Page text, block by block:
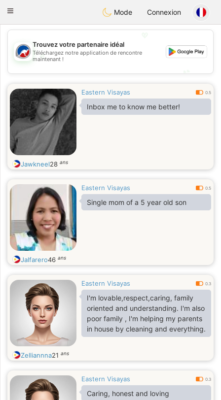
AustraliaChat
Toggle
Mode Connexion
💖
💕
Trouvez votre partenaire idéal
Téléchargez notre application de rencontre
maintenant !
Eastern Visayas 0.5
Inbox me to know me better!
Jawkneel28 ans
Eastern Visayas 0.5
Single mom of a 5 year old son
Jalfarero46 ans
Eastern Visayas 0.3
I'm lovable,respect,caring, family
oriented and understanding. I'm also
poor family , I'm helping my parents
in house by cleaning and everything.
Zelliannna21 ans
Eastern Visayas 0.3
Caring, honest and loving